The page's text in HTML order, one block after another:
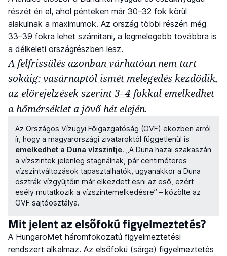
részét éri el, ahol pénteken már 30–32 fok körül
alakulnak a maximumok. Az ország többi részén még
33–39 fokra lehet számítani, a legmelegebb továbbra is
a délkeleti országrészben lesz.
A felfrissülés azonban várhatóan nem tart
sokáig: vasárnaptól ismét melegedés kezdődik,
az előrejelzések szerint 3–4 fokkal emelkedhet
a hőmérséklet a jövő hét elején.
Az Országos Vízügyi Főigazgatóság (OVF) eközben arról
ír, hogy a magyarországi zivataroktól függetlenül is
emelkedhet a Duna vízszintje. „A Duna hazai szakaszán
a vízszintek jelenleg stagnálnak, pár centiméteres
vízszintváltozások tapasztalhatók, ugyanakkor a Duna
osztrák vízgyűjtőin már elkezdett esni az eső, ezért
esély mutatkozik a vízszintemelkedésre” – közölte az
OVF sajtóosztálya.
Mit jelent az elsőfokú figyelmeztetés?
A HungaroMet háromfokozatú figyelmeztetési
rendszert alkalmaz. Az elsőfokú (sárga) figyelmeztetés